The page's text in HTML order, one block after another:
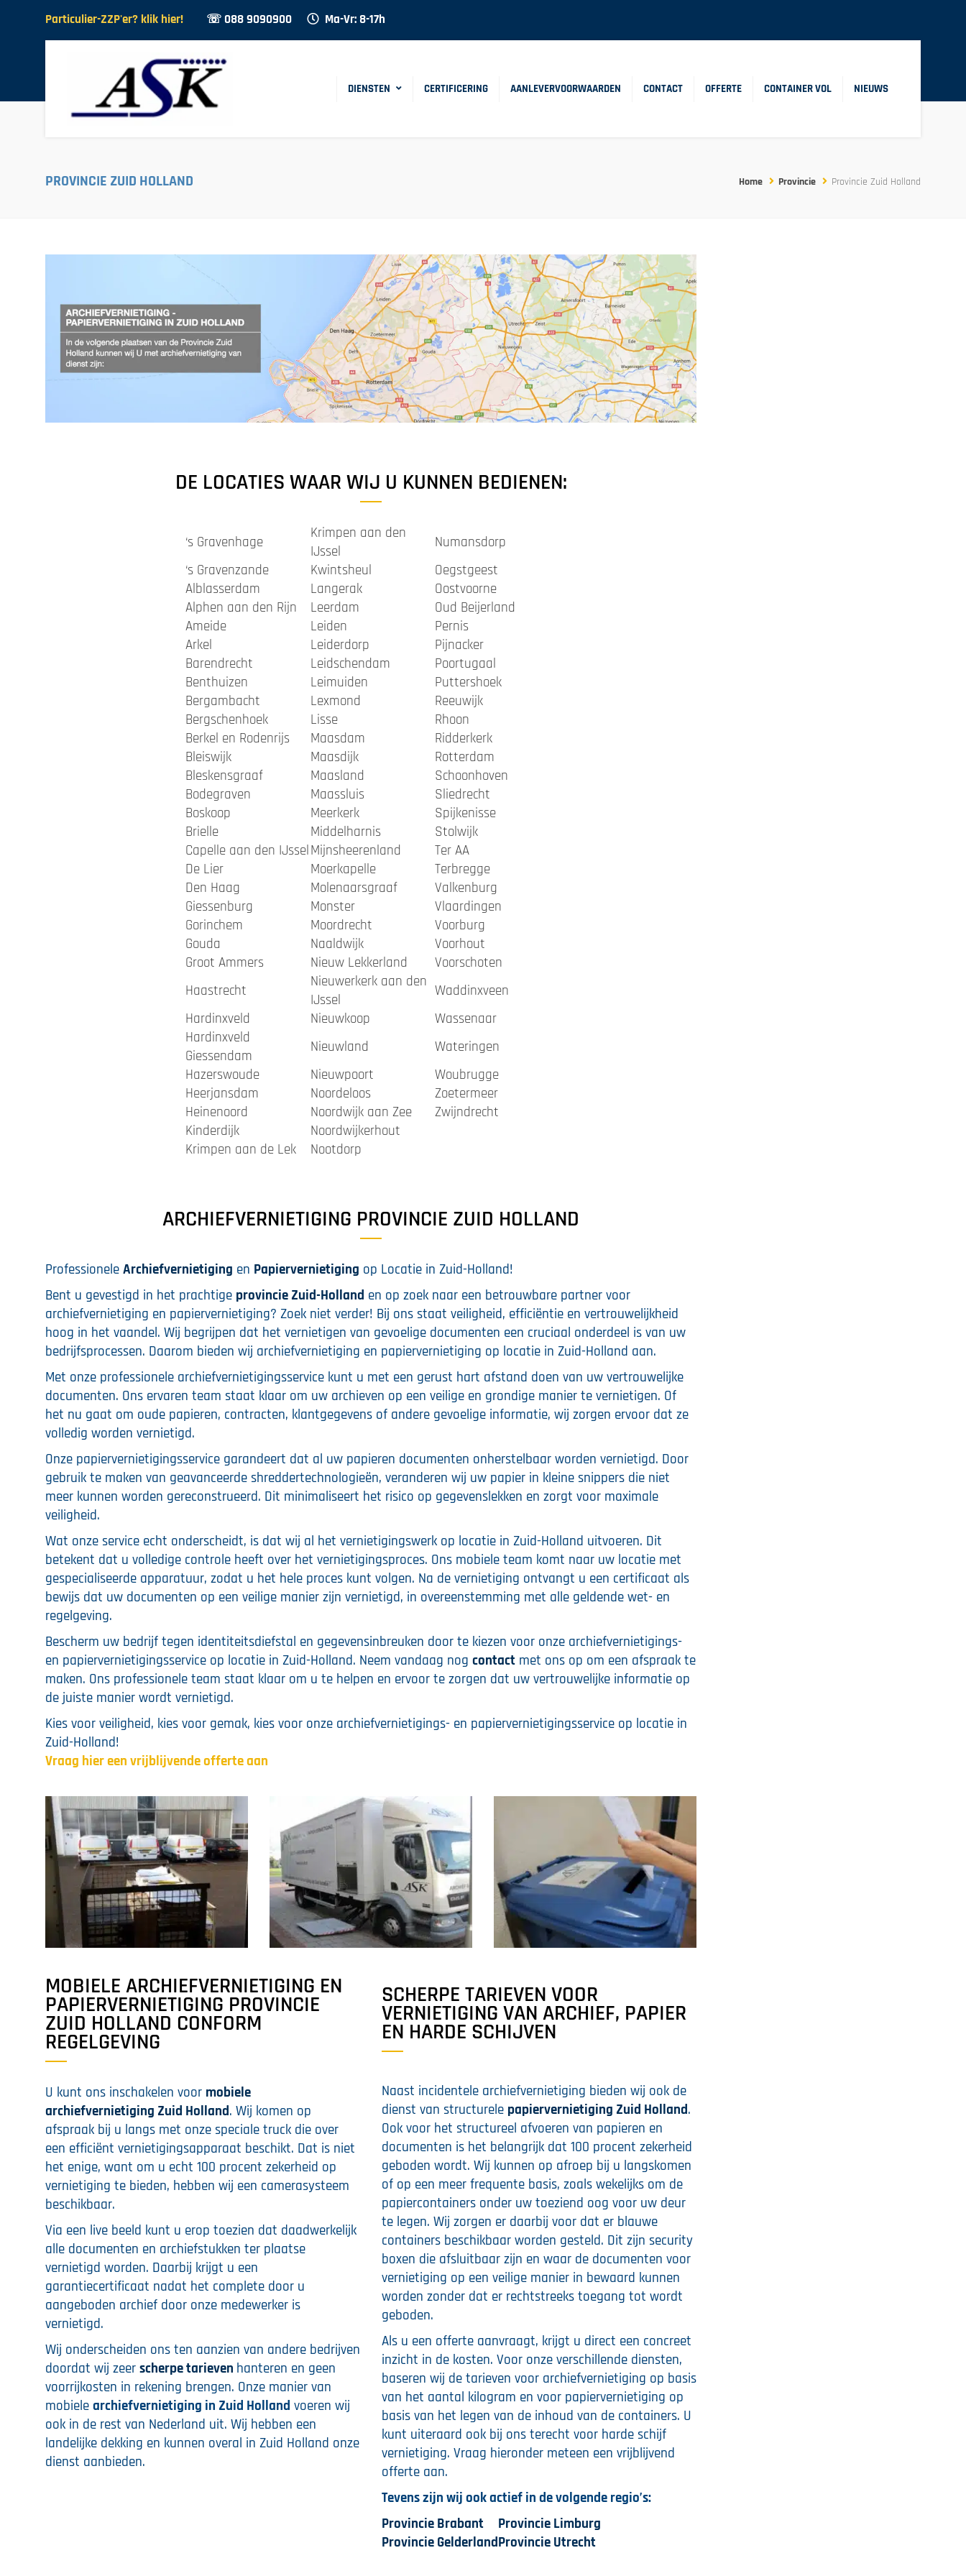
Particulier-ZZP'er? klik hier! ☏ 088 9090900 Ma-Vr: 8-17h
DIENSTEN CERTIFICERING AANLEVERVOORWAARDEN CONTACT OFFERTE CONTAINER VOL NIEUWS
PROVINCIE ZUID HOLLAND Home Provincie Provincie Zuid Holland
DE LOCATIES WAAR WIJ U KUNNEN BEDIENEN:
‘s Gravenhage
Krimpen aan den
IJssel
Numansdorp
‘s Gravenzande
Kwintsheul
Oegstgeest
Alblasserdam
Langerak
Oostvoorne
Alphen aan den Rijn
Leerdam
Oud Beijerland
Ameide
Leiden
Pernis
Arkel
Leiderdorp
Pijnacker
Barendrecht
Leidschendam
Poortugaal
Benthuizen
Leimuiden
Puttershoek
Bergambacht
Lexmond
Reeuwijk
Bergschenhoek
Lisse
Rhoon
Berkel en Rodenrijs
Maasdam
Ridderkerk
Bleiswijk
Maasdijk
Rotterdam
Bleskensgraaf
Maasland
Schoonhoven
Bodegraven
Maassluis
Sliedrecht
Boskoop
Meerkerk
Spijkenisse
Brielle
Middelharnis
Stolwijk
Capelle aan den IJsselMijnsheerenland
Ter AA
De Lier
Moerkapelle
Terbregge
Den Haag
Molenaarsgraaf
Valkenburg
Giessenburg
Monster
Vlaardingen
Gorinchem
Moordrecht
Voorburg
Gouda
Naaldwijk
Voorhout
Groot Ammers
Nieuw Lekkerland
Voorschoten
Haastrecht
Nieuwerkerk aan den
IJssel
Waddinxveen
Hardinxveld
Nieuwkoop
Wassenaar
Hardinxveld
Giessendam
Nieuwland
Wateringen
Hazerswoude
Nieuwpoort
Woubrugge
Heerjansdam
Noordeloos
Zoetermeer
Heinenoord
Noordwijk aan Zee
Zwijndrecht
Kinderdijk
Noordwijkerhout
Krimpen aan de Lek
Nootdorp
ARCHIEFVERNIETIGING PROVINCIE ZUID HOLLAND
Professionele Archiefvernietiging en Papiervernietiging op Locatie in Zuid-Holland!
Bent u gevestigd in het prachtige provincie Zuid-Holland en op zoek naar een betrouwbare partner voor
archiefvernietiging en papiervernietiging? Zoek niet verder! Bij ons staat veiligheid, efficiëntie en vertrouwelijkheid
hoog in het vaandel. Wij begrijpen dat het vernietigen van gevoelige documenten een cruciaal onderdeel is van uw
bedrijfsprocessen. Daarom bieden wij archiefvernietiging en papiervernietiging op locatie in Zuid-Holland aan.
Met onze professionele archiefvernietigingsservice kunt u met een gerust hart afstand doen van uw vertrouwelijke
documenten. Ons ervaren team staat klaar om uw archieven op een veilige en grondige manier te vernietigen. Of
het nu gaat om oude papieren, contracten, klantgegevens of andere gevoelige informatie, wij zorgen ervoor dat ze
volledig worden vernietigd.
Onze papiervernietigingsservice garandeert dat al uw papieren documenten onherstelbaar worden vernietigd. Door
gebruik te maken van geavanceerde shreddertechnologieën, veranderen wij uw papier in kleine snippers die niet
meer kunnen worden gereconstrueerd. Dit minimaliseert het risico op gegevenslekken en zorgt voor maximale
veiligheid.
Wat onze service echt onderscheidt, is dat wij al het vernietigingswerk op locatie in Zuid-Holland uitvoeren. Dit
betekent dat u volledige controle heeft over het vernietigingsproces. Ons mobiele team komt naar uw locatie met
gespecialiseerde apparatuur, zodat u het hele proces kunt volgen. Na de vernietiging ontvangt u een certificaat als
bewijs dat uw documenten op een veilige manier zijn vernietigd, in overeenstemming met alle geldende wet- en
regelgeving.
Bescherm uw bedrijf tegen identiteitsdiefstal en gegevensinbreuken door te kiezen voor onze archiefvernietigings-
en papiervernietigingsservice op locatie in Zuid-Holland. Neem vandaag nog contact met ons op om een afspraak te
maken. Ons professionele team staat klaar om u te helpen en ervoor te zorgen dat uw vertrouwelijke informatie op
de juiste manier wordt vernietigd.
Kies voor veiligheid, kies voor gemak, kies voor onze archiefvernietigings- en papiervernietigingsservice op locatie in
Zuid-Holland!
Vraag hier een vrijblijvende offerte aan
MOBIELE ARCHIEFVERNIETIGING EN
PAPIERVERNIETIGING PROVINCIE
ZUID HOLLAND CONFORM
REGELGEVING
U kunt ons inschakelen voor mobiele
archiefvernietiging Zuid Holland. Wij komen op
afspraak bij u langs met onze speciale truck die over
een efficiënt vernietigingsapparaat beschikt. Dat is niet
het enige, want om u echt 100 procent zekerheid op
vernietiging te bieden, hebben wij een camerasysteem
beschikbaar.
Via een live beeld kunt u erop toezien dat daadwerkelijk
alle documenten en archiefstukken ter plaatse
vernietigd worden. Daarbij krijgt u een
garantiecertificaat nadat het complete door u
aangeboden archief door onze medewerker is
vernietigd.
Wij onderscheiden ons ten aanzien van andere bedrijven
doordat wij zeer scherpe tarieven hanteren en geen
voorrijkosten in rekening brengen. Onze manier van
mobiele archiefvernietiging in Zuid Holland voeren wij
ook in de rest van Nederland uit. Wij hebben een
landelijke dekking en kunnen overal in Zuid Holland onze
dienst aanbieden.
SCHERPE TARIEVEN VOOR
VERNIETIGING VAN ARCHIEF, PAPIER
EN HARDE SCHIJVEN
Naast incidentele archiefvernietiging bieden wij ook de
dienst van structurele papiervernietiging Zuid Holland.
Ook voor het structureel afvoeren van papieren en
documenten is het belangrijk dat 100 procent zekerheid
geboden wordt. Wij kunnen op afroep bij u langskomen
of op een meer frequente basis, zoals wekelijks om de
papiercontainers onder uw toeziend oog voor uw deur
te legen. Wij zorgen er daarbij voor dat er blauwe
containers beschikbaar worden gesteld. Dit zijn security
boxen die afsluitbaar zijn en waar de documenten voor
vernietiging op een veilige manier in bewaard kunnen
worden zonder dat er rechtstreeks toegang tot wordt
geboden.
Als u een offerte aanvraagt, krijgt u direct een concreet
inzicht in de kosten. Voor onze verschillende diensten,
baseren wij de tarieven voor archiefvernietiging op basis
van het aantal kilogram en voor papiervernietiging op
basis van het legen van de inhoud van de containers. U
kunt uiteraard ook bij ons terecht voor harde schijf
vernietiging. Vraag hieronder meteen een vrijblijvend
offerte aan.
Tevens zijn wij ook actief in de volgende regio’s:
Provincie Brabant
Provincie Limburg
Provincie GelderlandProvincie Utrecht